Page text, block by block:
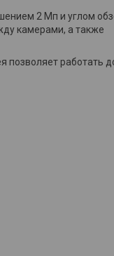
2 Мп и углом
камерами, а также
позволяет работать